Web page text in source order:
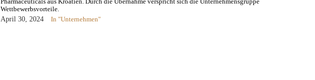
Wettbewerbsvorteile.
April 30, 2024
In "Unternehmen"